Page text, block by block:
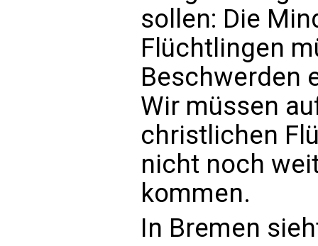
sollen: Die
Flüchtlingen
Beschwerden
Wir müssen
christlichen
nicht noch
kommen.
In Bremen